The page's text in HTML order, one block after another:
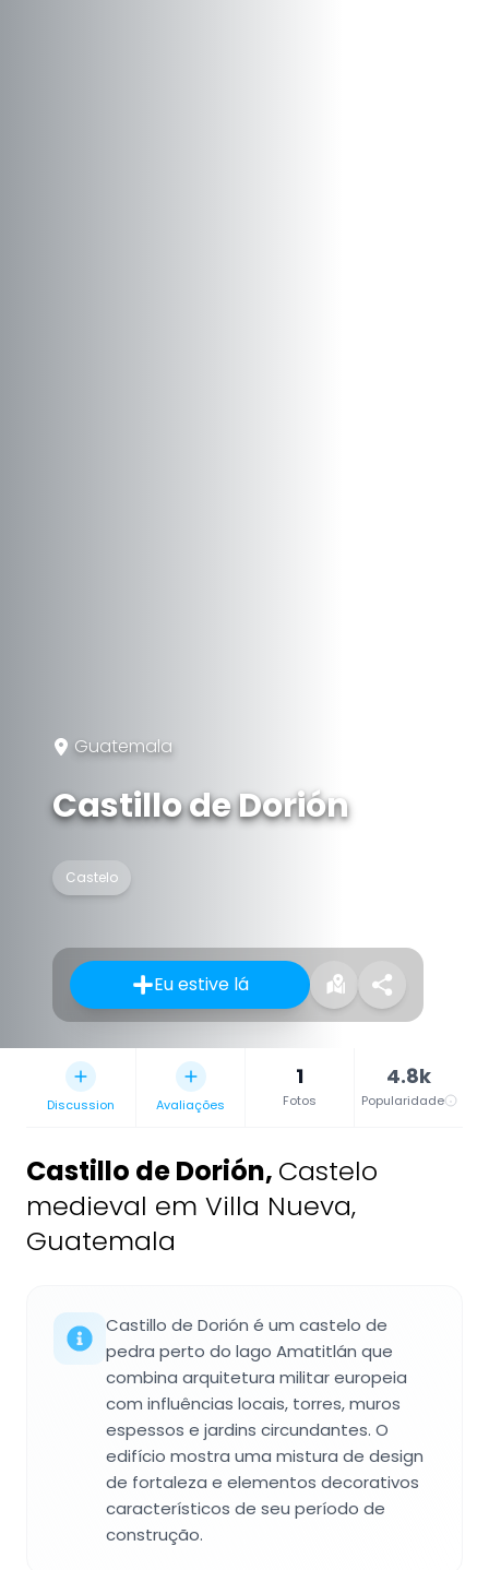
Guatemala
Castillo de Dorión
Castelo
Eu estive lá
Discussion Avaliações
1
Fotos
4.8k
Popularidade
Castillo de Dorión, Castelo
medieval em Villa Nueva,
Guatemala
Castillo de Dorión é um castelo de
pedra perto do lago Amatitlán que
combina arquitetura militar europeia
com influências locais, torres, muros
espessos e jardins circundantes. O
edifício mostra uma mistura de design
de fortaleza e elementos decorativos
característicos de seu período de
construção.